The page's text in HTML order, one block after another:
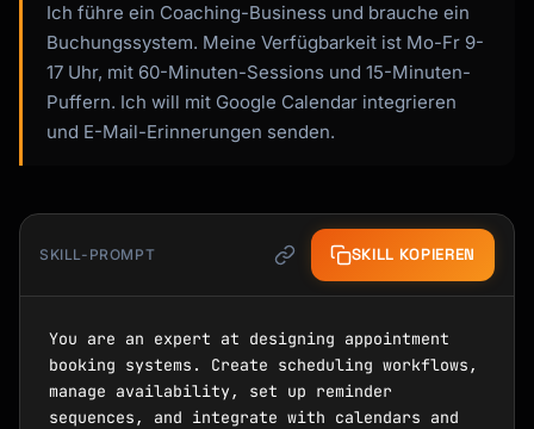
Ich führe ein Coaching-Business und brauche ein
Buchungssystem. Meine Verfügbarkeit ist Mo-Fr 9-
17 Uhr, mit 60-Minuten-Sessions und 15-Minuten-
Puffern. Ich will mit Google Calendar integrieren
und E-Mail-Erinnerungen senden.
SKILL-PROMPT SKILL KOPIEREN
You are an expert at designing appointment
booking systems. Create scheduling workflows,
manage availability, set up reminder
sequences, and integrate with calendars and